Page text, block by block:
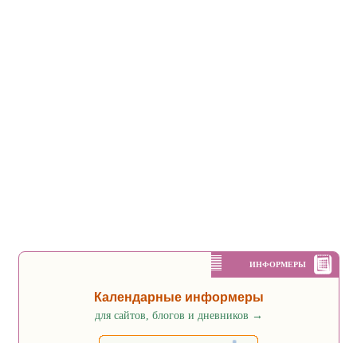
ИНФОРМЕРЫ
Календарные информеры
для сайтов, блогов и дневников →